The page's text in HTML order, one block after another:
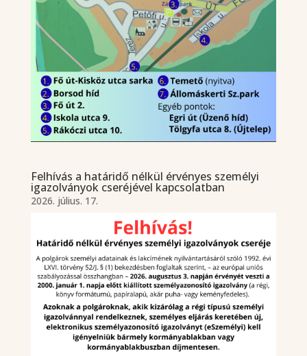
Felhívás a határidő nélkül érvényes személyi
igazolványok cseréjével kapcsolatban
2026. július. 17.